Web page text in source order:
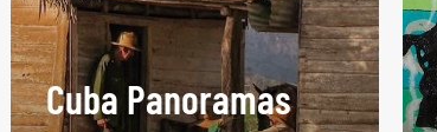
Cuba Panoramas